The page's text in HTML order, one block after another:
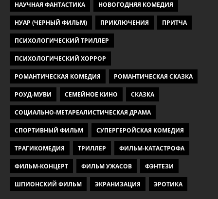
НАУЧНАЯ ФАНТАСТИКА НОВОГОДНЯЯ КОМЕДИЯ
НУАР (ЧЕРНЫЙ ФИЛЬМ) ПРИКЛЮЧЕНИЯ ПРИТЧА
ПСИХОЛОГИЧЕСКИЙ ТРИЛЛЕР
ПСИХОЛОГИЧЕСКИЙ ХОРРОР
РОМАНТИЧЕСКАЯ КОМЕДИЯ РОМАНТИЧЕСКАЯ СКАЗКА
РОУД-МУВИ СЕМЕЙНОЕ КИНО СКАЗКА
СОЦИАЛЬНО-МЕТАРЕАЛИСТИЧЕСКАЯ ДРАМА
СПОРТИВНЫЙ ФИЛЬМ СУПЕРГЕРОЙСКАЯ КОМЕДИЯ
ТРАГИКОМЕДИЯ ТРИЛЛЕР ФИЛЬМ-КАТАСТРОФА
ФИЛЬМ-КОНЦЕРТ ФИЛЬМ УЖАСОВ ФЭНТЕЗИ
ШПИОНСКИЙ ФИЛЬМ ЭКРАНИЗАЦИЯ ЭРОТИКА